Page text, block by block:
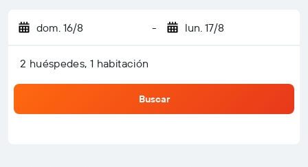
dom. 16/8 - lun. 17/8
2 huéspedes, 1 habitación
Buscar